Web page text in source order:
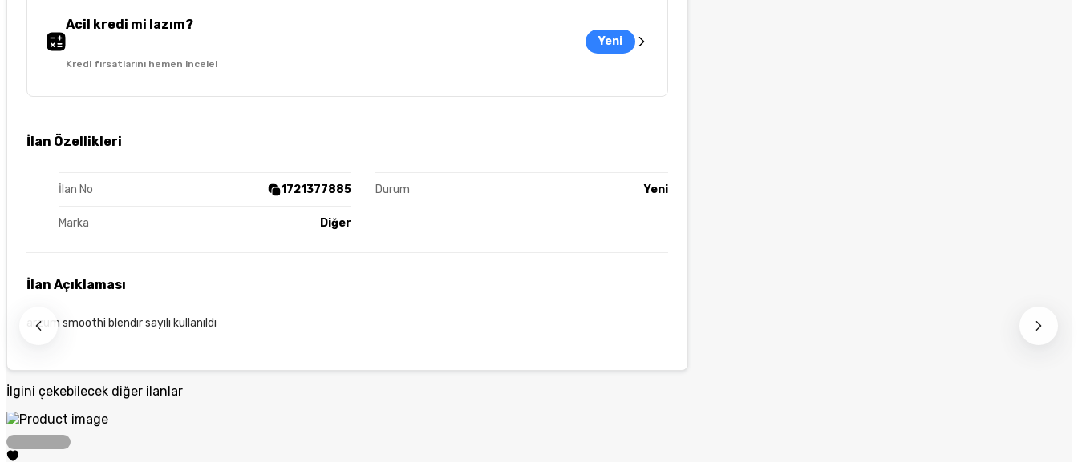
Acil kredi mi lazım?
Kredi fırsatlarını hemen incele!
Yeni
İlan Özellikleri
İlan No 1721377885 Durum Yeni
Marka Diğer
İlan Açıklaması
arzum smoothi blendır sayılı kullanıldı
İlgini çekebilecek diğer ilanlar